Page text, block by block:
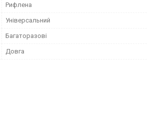
Рифлена
Універсальний
Багаторазові
Довга